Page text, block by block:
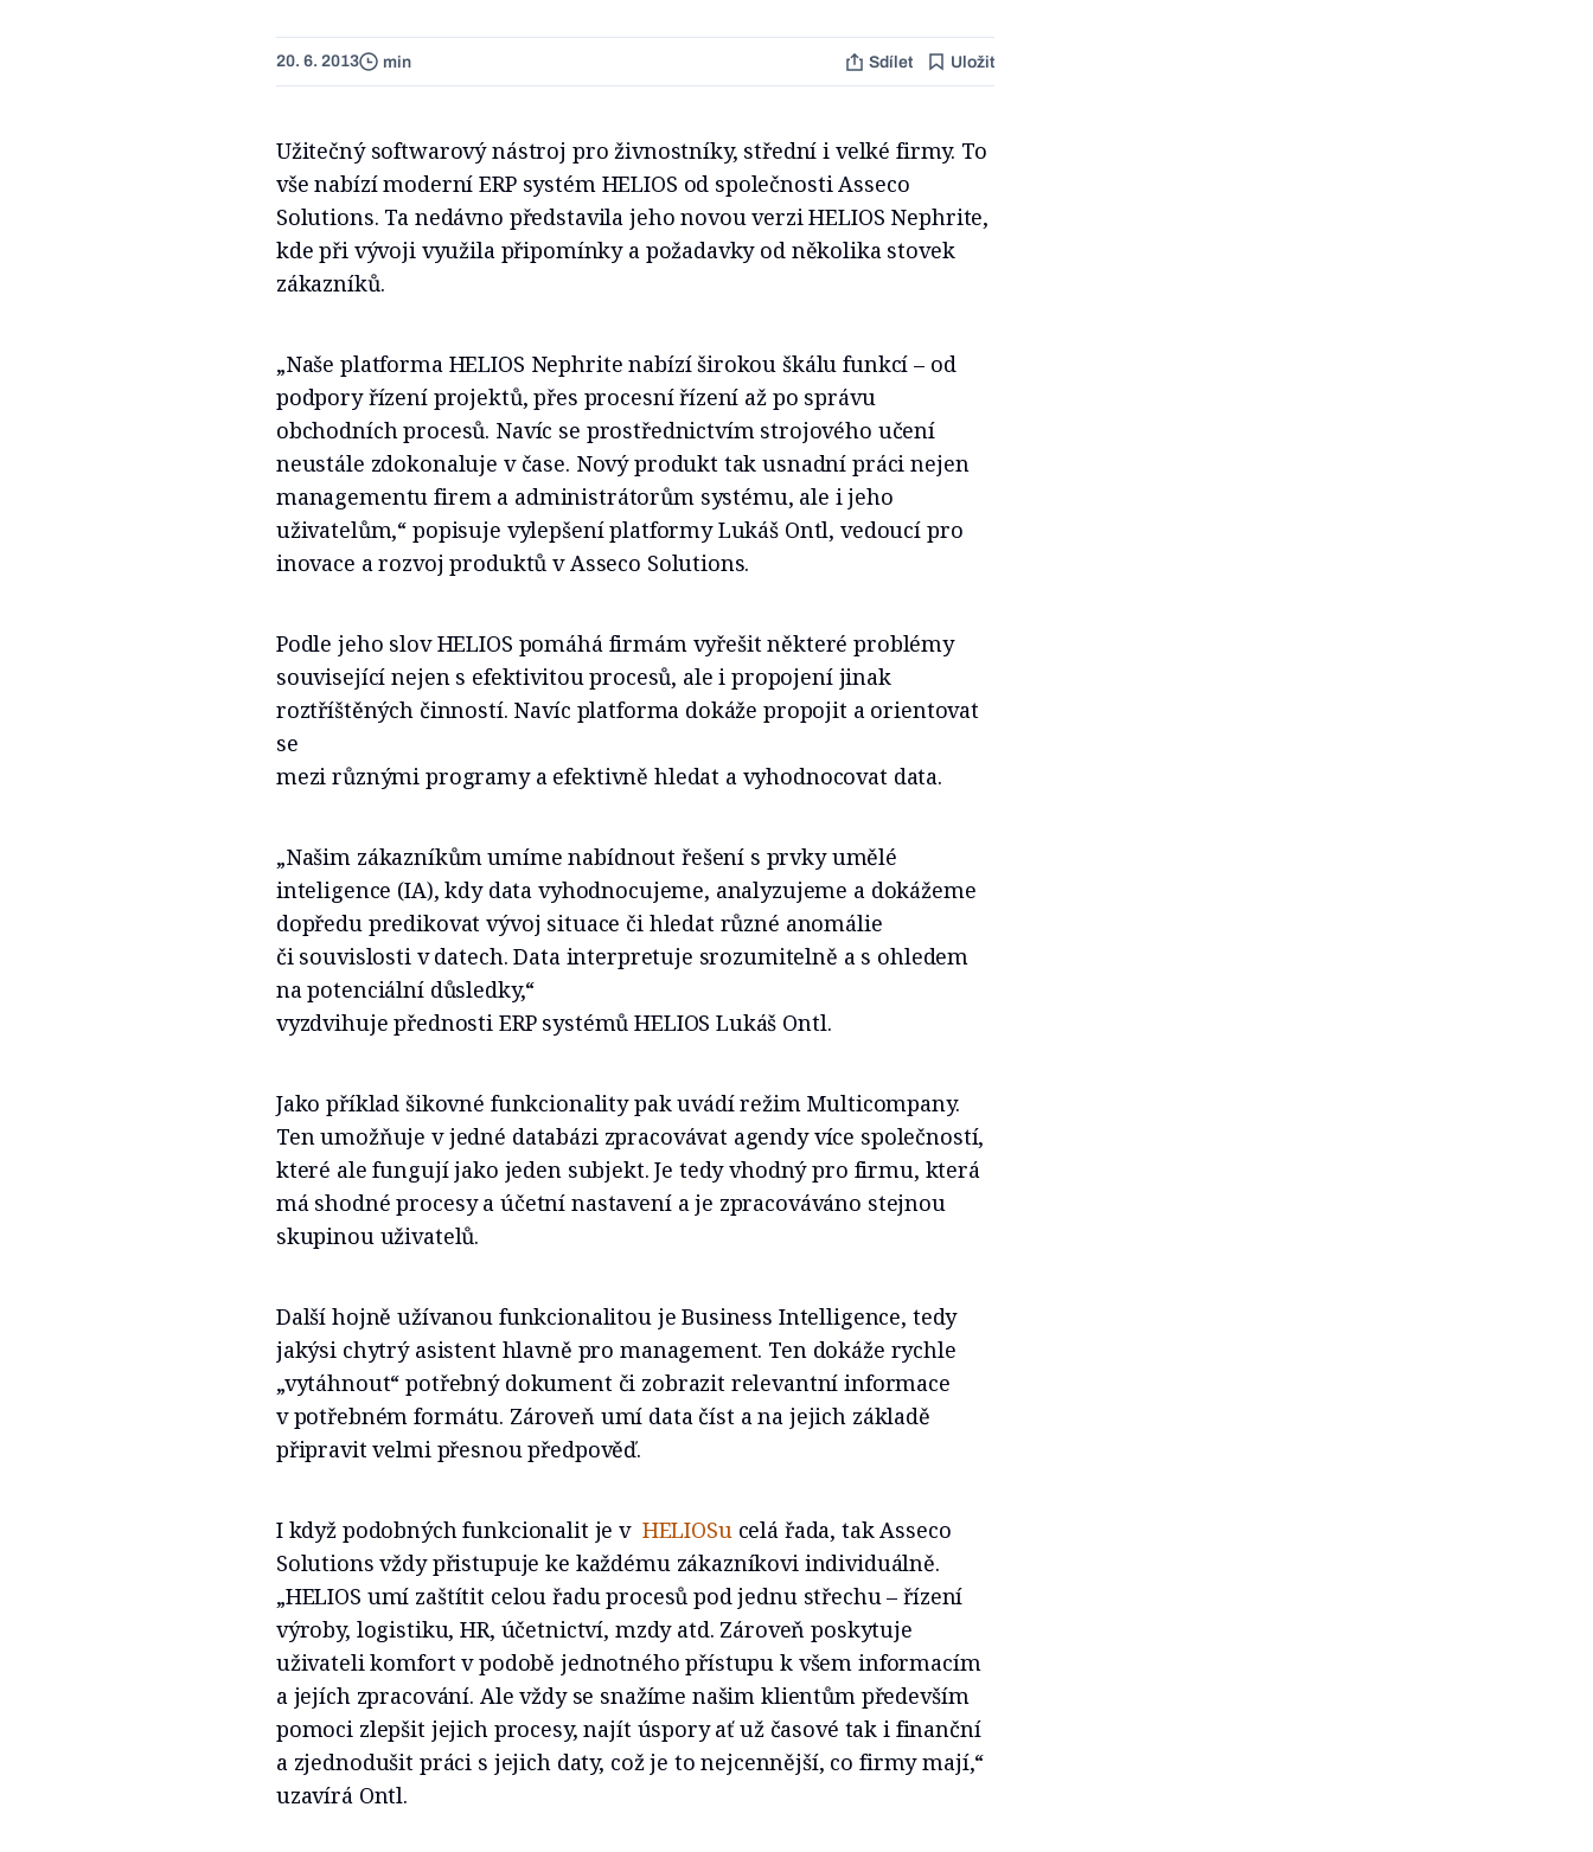
20. 6. 2013 min Sdílet Uložit
Užitečný softwarový nástroj pro živnostníky, střední i velké firmy. To
vše nabízí moderní ERP systém HELIOS od společnosti Asseco
Solutions. Ta nedávno představila jeho novou verzi HELIOS Nephrite,
kde při vývoji využila připomínky a požadavky od několika stovek
zákazníků.
„Naše platforma HELIOS Nephrite nabízí širokou škálu funkcí – od
podpory řízení projektů, přes procesní řízení až po správu
obchodních procesů. Navíc se prostřednictvím strojového učení
neustále zdokonaluje v čase. Nový produkt tak usnadní práci nejen
managementu firem a administrátorům systému, ale i jeho
uživatelům,“ popisuje vylepšení platformy Lukáš Ontl, vedoucí pro
inovace a rozvoj produktů v Asseco Solutions.
Podle jeho slov HELIOS pomáhá firmám vyřešit některé problémy
související nejen s efektivitou procesů, ale i propojení jinak
roztříštěných činností. Navíc platforma dokáže propojit a orientovat
se
mezi různými programy a efektivně hledat a vyhodnocovat data.
„Našim zákazníkům umíme nabídnout řešení s prvky umělé
inteligence (IA), kdy data vyhodnocujeme, analyzujeme a dokážeme
dopředu predikovat vývoj situace či hledat různé anomálie
či souvislosti v datech. Data interpretuje srozumitelně a s ohledem
na potenciální důsledky,“
vyzdvihuje přednosti ERP systémů HELIOS Lukáš Ontl.
Jako příklad šikovné funkcionality pak uvádí režim Multicompany.
Ten umožňuje v jedné databázi zpracovávat agendy více společností,
které ale fungují jako jeden subjekt. Je tedy vhodný pro firmu, která
má shodné procesy a účetní nastavení a je zpracováváno stejnou
skupinou uživatelů.
Další hojně užívanou funkcionalitou je Business Intelligence, tedy
jakýsi chytrý asistent hlavně pro management. Ten dokáže rychle
„vytáhnout“ potřebný dokument či zobrazit relevantní informace
v potřebném formátu. Zároveň umí data číst a na jejich základě
připravit velmi přesnou předpověď.
I když podobných funkcionalit je v HELIOSucelá řada, tak Asseco
Solutions vždy přistupuje ke každému zákazníkovi individuálně.
„HELIOS umí zaštítit celou řadu procesů pod jednu střechu – řízení
výroby, logistiku, HR, účetnictví, mzdy atd. Zároveň poskytuje
uživateli komfort v podobě jednotného přístupu k všem informacím
a jejích zpracování. Ale vždy se snažíme našim klientům především
pomoci zlepšit jejich procesy, najít úspory ať už časové tak i finanční
a zjednodušit práci s jejich daty, což je to nejcennější, co firmy mají,“
uzavírá Ontl.